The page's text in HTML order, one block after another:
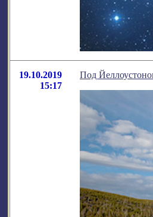
19.10.2019
15:17
Под